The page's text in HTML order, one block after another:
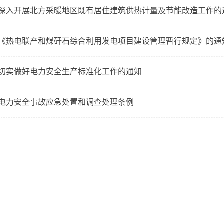
入开展北方采暖地区既有居住建筑供热计量及节能改造工作的
热电联产和煤矸石综合利用发电项目建设管理暂行规定》的通
实做好电力安全生产标准化工作的通知
力安全事故应急处置和调查处理条例